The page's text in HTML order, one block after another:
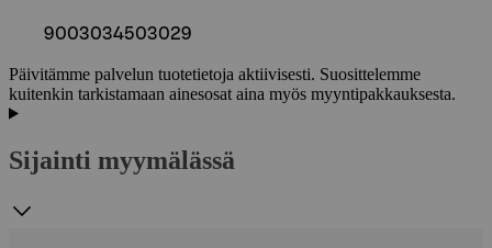
9003034503029
Päivitämme palvelun tuotetietoja aktiivisesti. Suosittelemme
kuitenkin tarkistamaan ainesosat aina myös myyntipakkauksesta.
Sijainti myymälässä